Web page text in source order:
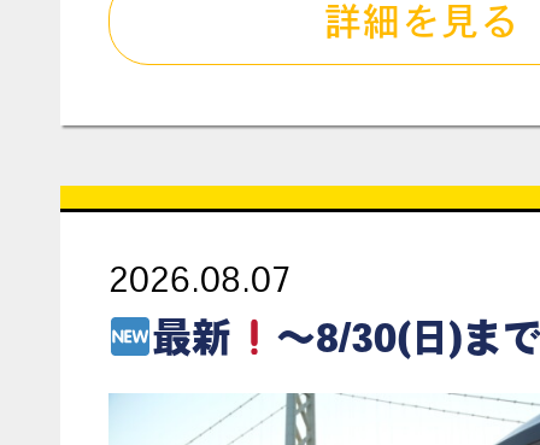
詳細を見る
2026.08.07
最新 ～8/30(日)ま